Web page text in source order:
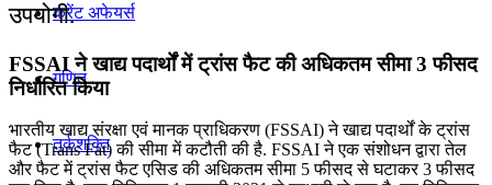
करेंट अफेयर्स
गणित
तर्कशक्ति
उपयोगी.
FSSAI ने खाद्य पदार्थों में ट्रांस फैट की अधिकतम सीमा 3 फीसद
निर्धारित किया
भारतीय खाद्य संरक्षा एवं मानक प्राधिकरण (FSSAI) ने खाद्य पदार्थों के ट्रांस
फैट (Trans Fat) की सीमा में कटौती की है. FSSAI ने एक संशोधन द्वारा तेल
और फैट में ट्रांस फैट एसिड की अधिकतम सीमा 5 फीसद से घटाकर 3 फीसद